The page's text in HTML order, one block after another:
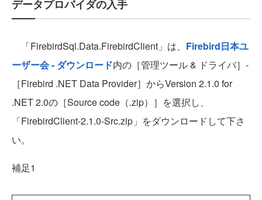
データプロバイダの入手
「FirebirdSql.Data.FirebirdClient」は、 Firebird日本ユ
ーザー会 - ダウンロード内の［管理ツール & ドライバ］-
［Firebird .NET Data Provider］からVersion 2.1.0 for
.NET 2.0の［Source code（.zip）］を選択し、
「FirebirdClient-2.1.0-Src.zip」をダウンロードして下さ
い。
補足1